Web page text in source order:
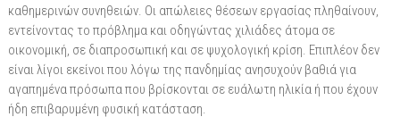
καθημερινών συνηθειών. Οι απώλειες θέσεων εργασίας πληθαίνουν,
εντείνοντας το πρόβλημα και οδηγώντας χιλιάδες άτομα σε
οικονομική, σε διαπροσωπική και σε ψυχολογική κρίση. Επιπλέον δεν
είναι λίγοι εκείνοι που λόγω της πανδημίας ανησυχούν βαθιά για
αγαπημένα πρόσωπα που βρίσκονται σε ευάλωτη ηλικία ή που έχουν
ήδη επιβαρυμένη φυσική κατάσταση.